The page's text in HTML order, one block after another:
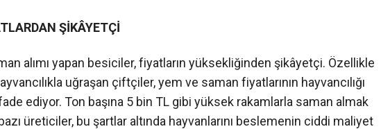
ŞİKÂYETÇİ
alımı yapan besiciler, fiyatların yüksekliğinden şikâyetçi. Özellikle
uğraşan çiftçiler, yem ve saman fiyatlarının hayvancılığı
ifade ediyor. Ton başına 5 bin TL gibi yüksek rakamlarla saman almak
üreticiler, bu şartlar altında hayvanlarını beslemenin ciddi maliyet